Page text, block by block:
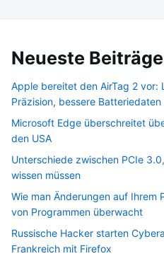
Neueste Beiträge
Apple bereitet den AirTag 2 vor:
Präzision, bessere
Microsoft Edge überschreitet
den USA
Unterschiede zwischen PCIe
wissen müssen
Wie man Änderungen auf Ihrem
von Programmen überwacht
Russische Hacker starten
Frankreich mit Firefox